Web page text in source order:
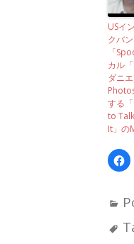
USイ
クバ
「
カル
ダニ
する
to
It」の
で
る
に
ク
リ